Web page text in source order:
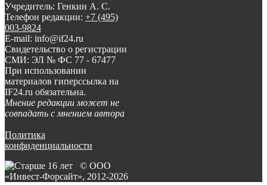
Учредитель: Генкин А. С.
Телефон редакции: +7 (495)
003-9824
E-mail: info@if24.ru
Свидетельство о регистрации
СМИ: ЭЛ № ФС 77 - 67477
При использовании
материалов гиперссылка на
IF24.ru обязательна.
Мнение редакции может не
совпадать с мнением автора
Политика
конфиденциальности
© ООО
«Инвест-Форсайт», 2012-2026